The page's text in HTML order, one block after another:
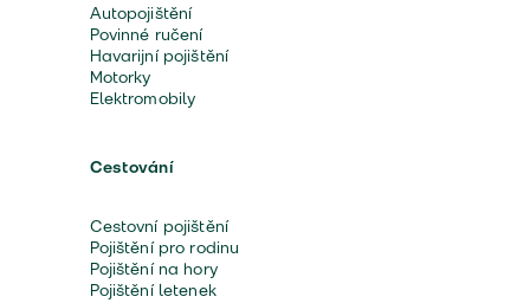
Autopojištění
Povinné ručení
Havarijní pojištění
Motorky
Elektromobily
Cestování
Cestovní pojištění
Pojištění pro rodinu
Pojištění na hory
Pojištění letenek